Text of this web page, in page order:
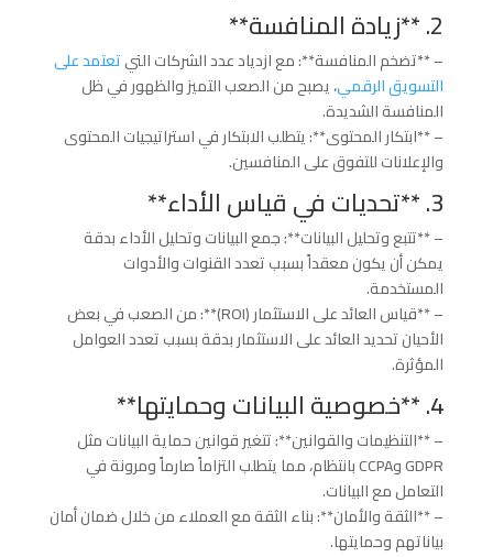
2. **زيادة المنافسة**
– **تضخم المنافسة**: مع ازدياد عدد الشركات التيتعتمد على
التسويق الرقمي، يصبح من الصعب التميز والظهور في ظل
المنافسة الشديدة.
– **ابتكار المحتوى**: يتطلب الابتكار في استراتيجيات المحتوى
والإعلانات للتفوق على المنافسين.
3. **تحديات في قياس الأداء**
– **تتبع وتحليل البيانات**: جمع البيانات وتحليل الأداء بدقة
يمكن أن يكون معقداً بسبب تعدد القنوات والأدوات
المستخدمة.
– **قياس العائد على الاستثمار (ROI)**: من الصعب في بعض
الأحيان تحديد العائد على الاستثمار بدقة بسبب تعدد العوامل
المؤثرة.
4. **خصوصية البيانات وحمايتها**
– **التنظيمات والقوانين**: تتغير قوانين حماية البيانات مثل
GDPR وCCPA بانتظام، مما يتطلب التزاماً صارماً ومرونة في
التعامل مع البيانات.
– **الثقة والأمان**: بناء الثقة مع العملاء من خلال ضمان أمان
بياناتهم وحمايتها.